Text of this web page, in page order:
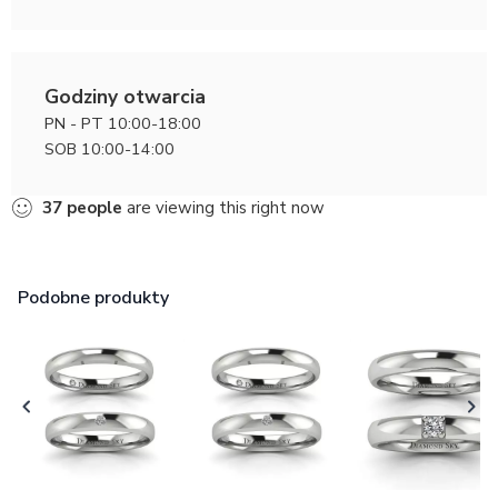
Godziny otwarcia
PN - PT 10:00-18:00
SOB 10:00-14:00
37 people are viewing this right now
Podobne produkty